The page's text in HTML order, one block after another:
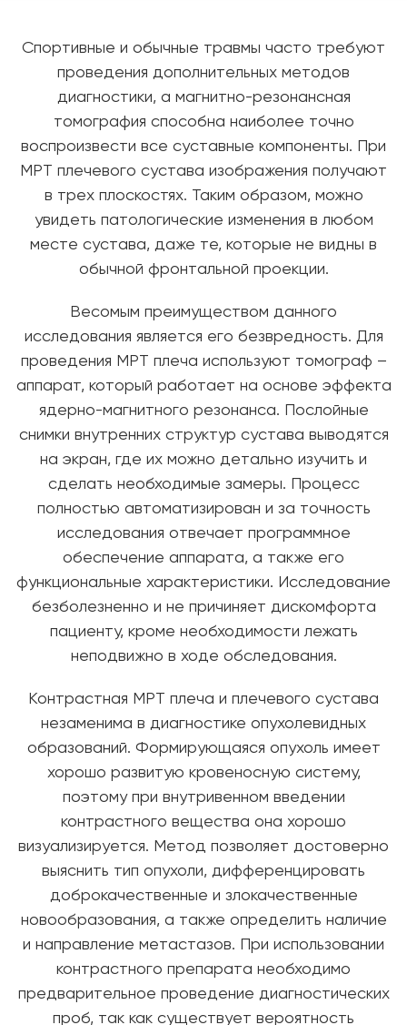
Спортивные и обычные травмы часто требуют
проведения дополнительных методов
диагностики, а магнитно-резонансная
томография способна наиболее точно
воспроизвести все суставные компоненты. При
МРТ плечевого сустава изображения получают
в трех плоскостях. Таким образом, можно
увидеть патологические изменения в любом
месте сустава, даже те, которые не видны в
обычной фронтальной проекции.
Весомым преимуществом данного
исследования является его безвредность. Для
проведения МРТ плеча используют томограф –
аппарат, который работает на основе эффекта
ядерно-магнитного резонанса. Послойные
снимки внутренних структур сустава выводятся
на экран, где их можно детально изучить и
сделать необходимые замеры. Процесс
полностью автоматизирован и за точность
исследования отвечает программное
обеспечение аппарата, а также его
функциональные характеристики. Исследование
безболезненно и не причиняет дискомфорта
пациенту, кроме необходимости лежать
неподвижно в ходе обследования.
Контрастная МРТ плеча и плечевого сустава
незаменима в диагностике опухолевидных
образований. Формирующаяся опухоль имеет
хорошо развитую кровеносную систему,
поэтому при внутривенном введении
контрастного вещества она хорошо
визуализируется. Метод позволяет достоверно
выяснить тип опухоли, дифференцировать
доброкачественные и злокачественные
новообразования, а также определить наличие
и направление метастазов. При использовании
контрастного препарата необходимо
предварительное проведение диагностических
проб, так как существует вероятность